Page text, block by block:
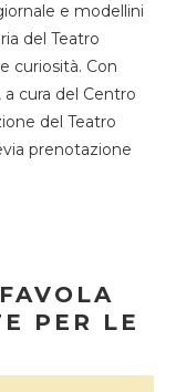
e modellini
del Teatro
curiosità. Con
cura del Centro
del Teatro
prenotazione
PER LE